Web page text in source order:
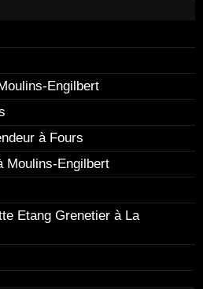
Engilbert
à Fours
Moulins-Engilbert
Etang Grenetier à La